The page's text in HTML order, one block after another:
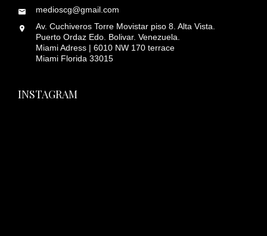
medioscg@gmail.com
Av. Cuchiveros Torre Movistar piso 8. Alta Vista.
Puerto Ordaz Edo. Bolivar. Venezuela.
Miami Adress | 6010 NW 170 terrace
Miami Florida 33015
INSTAGRAM